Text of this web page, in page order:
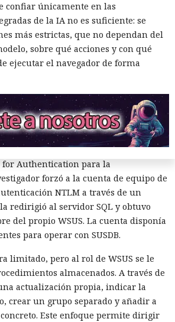
de actualizaciones suele
la infraestructura de confianza, pero
con cierta configuración de WSUS,
un canal de entrega de código
demostró el ataque en el que una
enviaba a un equipo Windows
del mecanismo estándar de WSUS
almacena la base SUSDB en un
independiente y no se requiere
for Authentication para la
forzó a la cuenta de equipo de
NTLM a través de un
redirigió al servidor SQL y obtuvo
del propio WSUS. La cuenta disponía
para operar con SUSDB.
limitado, pero al rol de WSUS se le
almacenados. A través de
actualización propia, indicar la
crear un grupo separado y añadir a
Este enfoque permite dirigir
confiar únicamente en las
de la IA no es suficiente: se
más estrictas, que no dependan del
sobre qué acciones y con qué
ejecutar el navegador de forma
que forzarán su
China toma
contra EE. UU. a
Palo Alto Networks